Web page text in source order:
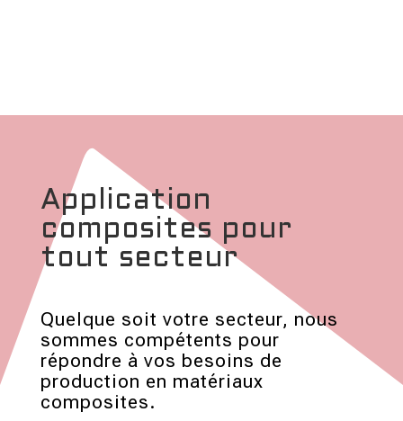
Application
composites pour
tout secteur
Quelque soit votre secteur, nous
sommes compétents pour
répondre à vos besoins de
production en matériaux
composites.